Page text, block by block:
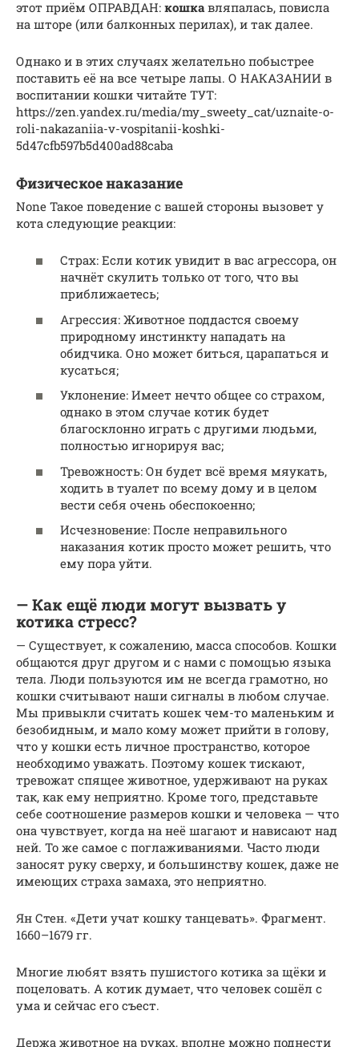
этот приём ОПРАВДАН: кошка вляпалась, повисла
на шторе (или балконных перилах), и так далее.
Однако и в этих случаях желательно побыстрее
поставить её на все четыре лапы. О НАКАЗАНИИ в
воспитании кошки читайте ТУТ:
https://zen.yandex.ru/media/my_sweety_cat/uznaite-o-
roli-nakazaniia-v-vospitanii-koshki-
5d47cfb597b5d400ad88caba
Физическое наказание
None Такое поведение с вашей стороны вызовет у
кота следующие реакции:
Страх: Если котик увидит в вас агрессора, он
начнёт скулить только от того, что вы
приближаетесь;
Агрессия: Животное поддастся своему
природному инстинкту нападать на
обидчика. Оно может биться, царапаться и
кусаться;
Уклонение: Имеет нечто общее со страхом,
однако в этом случае котик будет
благосклонно играть с другими людьми,
полностью игнорируя вас;
Тревожность: Он будет всё время мяукать,
ходить в туалет по всему дому и в целом
вести себя очень обеспокоенно;
Исчезновение: После неправильного
наказания котик просто может решить, что
ему пора уйти.
— Как ещё люди могут вызвать у
котика стресс?
— Существует, к сожалению, масса способов. Кошки
общаются друг другом и с нами с помощью языка
тела. Люди пользуются им не всегда грамотно, но
кошки считывают наши сигналы в любом случае.
Мы привыкли считать кошек чем-то маленьким и
безобидным, и мало кому может прийти в голову,
что у кошки есть личное пространство, которое
необходимо уважать. Поэтому кошек тискают,
тревожат спящее животное, удерживают на руках
так, как ему неприятно. Кроме того, представьте
себе соотношение размеров кошки и человека — что
она чувствует, когда на неё шагают и нависают над
ней. То же самое с поглаживаниями. Часто люди
заносят руку сверху, и большинству кошек, даже не
имеющих страха замаха, это неприятно.
Ян Стен. «Дети учат кошку танцевать». Фрагмент.
1660–1679 гг.
Многие любят взять пушистого котика за щёки и
поцеловать. А котик думает, что человек сошёл с
ума и сейчас его съест.
Держа животное на руках, вполне можно поднести